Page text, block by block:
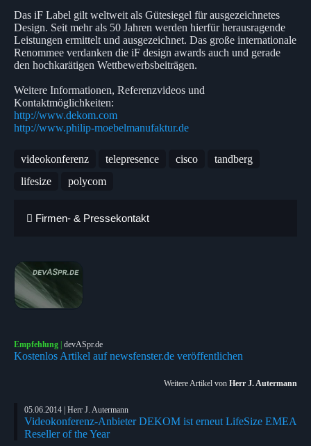
Das iF Label gilt weltweit als Gütesiegel für ausgezeichnetes
Design. Seit mehr als 50 Jahren werden hierfür herausragende
Leistungen ermittelt und ausgezeichnet. Das große internationale
Renommee verdanken die iF design awards auch und gerade
den hochkarätigen Wettbewerbsbeiträgen.
Weitere Informationen, Referenzvideos und
Kontaktmöglichkeiten:
http://www.dekom.com
http://www.philip-moebelmanufaktur.de
videokonferenz telepresence cisco
tandberg
lifesize
polycom
Firmen- & Pressekontakt
Empfehlung | devASpr.de
Kostenlos Artikel auf newsfenster.de veröffentlichen
Weitere Artikel von Herr J. Autermann
05.06.2014 | Herr J. Autermann
Videokonferenz-Anbieter DEKOM ist erneut LifeSize EMEA
Reseller of the Year